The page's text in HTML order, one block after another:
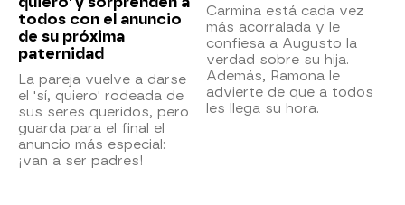
todos con el anuncio
de su próxima
paternidad
La pareja vuelve a darse
el 'sí, quiero' rodeada de
sus seres queridos, pero
guarda para el final el
anuncio más especial:
¡van a ser padres!
Carmina está cada vez
más acorralada y le
confiesa a Augusto la
verdad sobre su hija.
Además, Ramona le
advierte de que a todos
les llega su hora.